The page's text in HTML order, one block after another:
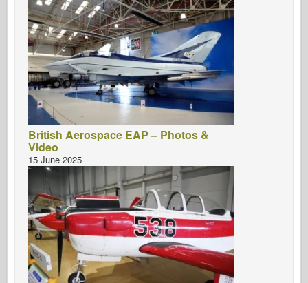
British Aerospace EAP – Photos &
Video
15 June 2025